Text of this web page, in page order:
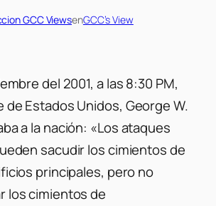
GCC ViewsenGCC’s View
del 2001, a las 8:30 PM,
Estados Unidos, George W.
a la nación: «Los ataques
sacudir los cimientos de
principales, pero no
los cimientos de